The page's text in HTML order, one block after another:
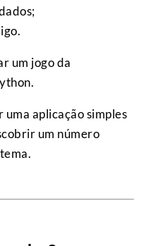
um jogo da
aplicação simples
um número